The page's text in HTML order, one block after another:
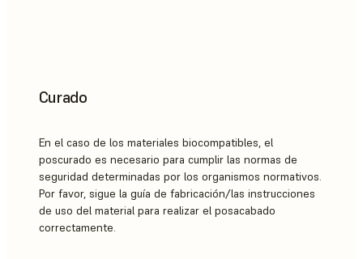
Curado
En el caso de los materiales biocompatibles, el
poscurado es necesario para cumplir las normas de
seguridad determinadas por los organismos normativos.
Por favor, sigue la guía de fabricación/las instrucciones
de uso del material para realizar el posacabado
correctamente.